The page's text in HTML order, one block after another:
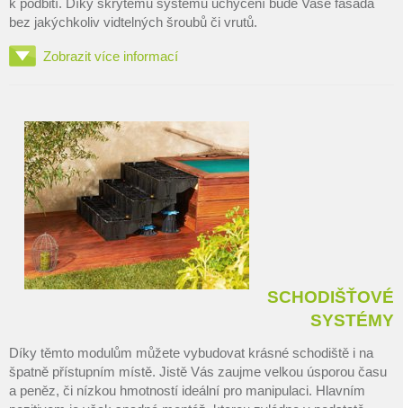
bez jakýchkoliv vidtelných šroubů či vrutů.
Zobrazit více informací
SCHODIŠŤOVÉ
SYSTÉMY
Díky těmto modulům můžete vybudovat krásné schodiště i na
špatně přístupním místě. Jistě Vás zaujme velkou úsporou času
a peněz, či nízkou hmotností ideální pro manipulaci. Hlavním